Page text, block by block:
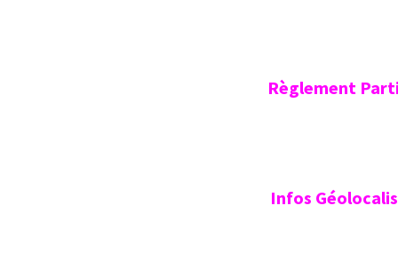
Règlement
Infos